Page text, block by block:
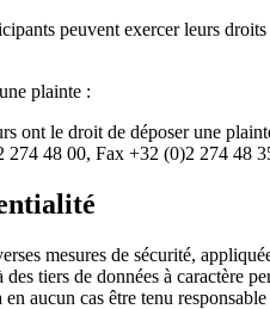
peuvent exercer leurs
plainte :
ont le droit de déposer une
48 00, Fax +32 (0)2 274 48
mesures de sécurité,
tiers de données à caractère
aucun cas être tenu